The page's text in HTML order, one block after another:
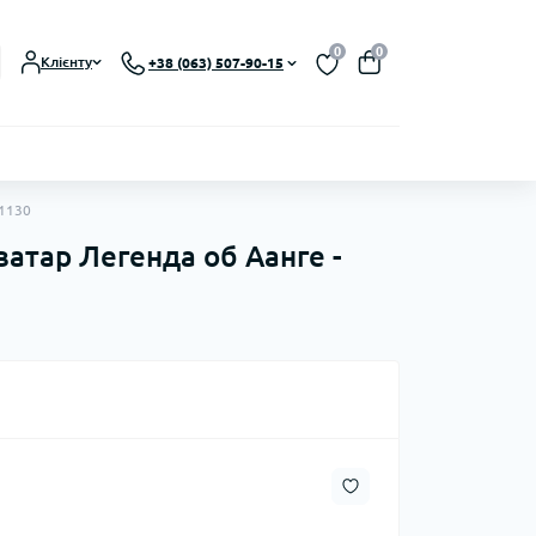
Клієнту +38 (063) 507-90-15
0 0
Легенда об Аанге -